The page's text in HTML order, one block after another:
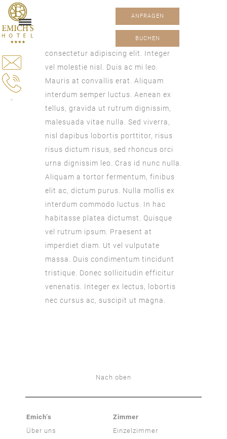
ANFRAGEN
BUCHEN
-
Lorem ipsum dolor sit amet,
consectetur adipiscing elit. Integer
vel molestie nisl. Duis ac mi leo.
Mauris at convallis erat. Aliquam
interdum semper luctus. Aenean ex
tellus, gravida ut rutrum dignissim,
malesuada vitae nulla. Sed viverra,
nisl dapibus lobortis porttitor, risus
risus dictum risus, sed rhoncus orci
urna dignissim leo. Cras id nunc nulla.
Aliquam a tortor fermentum, finibus
elit ac, dictum purus. Nulla mollis ex
interdum commodo luctus. In hac
habitasse platea dictumst. Quisque
vel rutrum ipsum. Praesent at
imperdiet diam. Ut vel vulputate
massa. Duis condimentum tincidunt
tristique. Donec sollicitudin efficitur
venenatis. Integer ex lectus, lobortis
nec cursus ac, suscipit ut magna.
Nach oben
Emich’s
Über uns
Zimmer
Einzelzimmer